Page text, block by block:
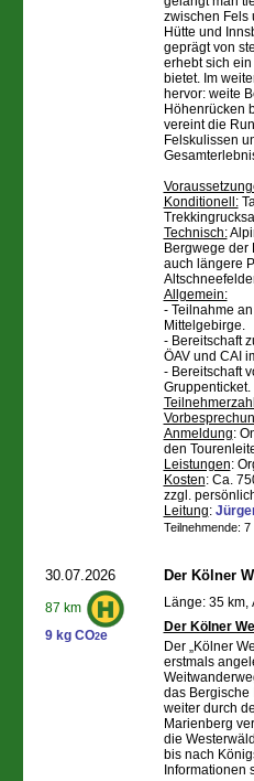
zwischen Fels
Hütte und
geprägt von
erhebt sich
bietet. Im
hervor: weite
Höhenrücken
vereint die
Felskulissen
Konditionell:
Technisch:
Bergwege
auch längere
Allgemein:
- Teilnahme
Mittelgebirge.
- Bereitschaft
ÖAV und CAI
- Bereitschaft
Gruppenticket.
Anmeldung:
den
Leistungen:
Kosten: Ca.
zzgl.
Leitung:
Teilnehmende:
30.07.2026
87 km
9 kg CO2e
Der Kölner
Länge: 35 km,
Der Kölner
Der „Kölner
erstmals
das Bergische
weiter durch
Marienberg
die
bis nach
Informationen